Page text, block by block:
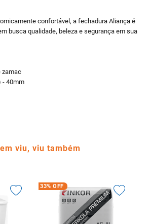
confortável, a fechadura Aliança é
busca qualidade, beleza e segurança em sua
zamac
- 40mm
viu, viu também
33% OFF